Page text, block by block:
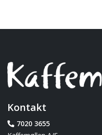
Kontakt
7020 3655